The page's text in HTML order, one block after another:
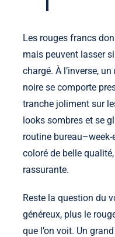
Les rouges francs
mais peuvent lasser
chargé. À l’inverse, un
noire se comporte
tranche joliment sur
looks sombres et se
routine
coloré de belle
rassurante.
Reste la question du
généreux, plus le
que l’on voit. Un